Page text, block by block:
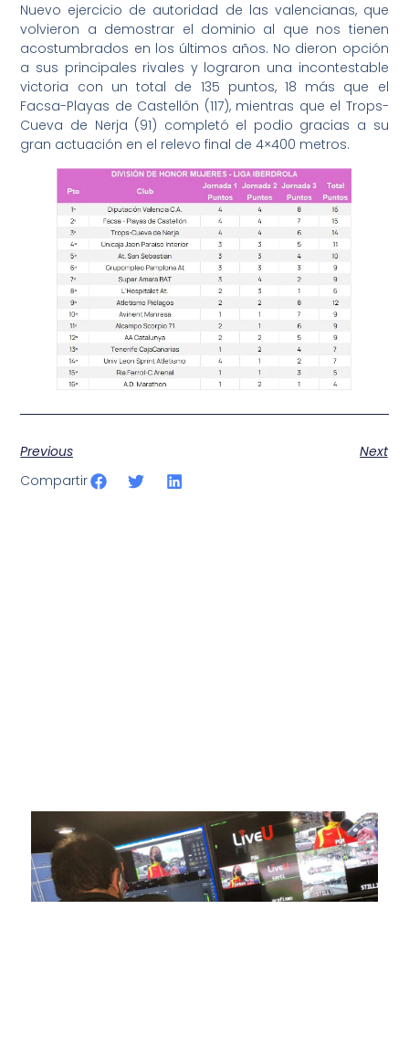
Nuevo ejercicio de autoridad de las valencianas, que
volvieron a demostrar el dominio al que nos tienen
acostumbrados en los últimos años. No dieron opción
a sus principales rivales y lograron una incontestable
victoria con un total de 135 puntos, 18 más que el
Facsa-Playas de Castellón (117), mientras que el Trops-
Cueva de Nerja (91) completó el podio gracias a su
gran actuación en el relevo final de 4×400 metros.
Previous
Next
Compartir